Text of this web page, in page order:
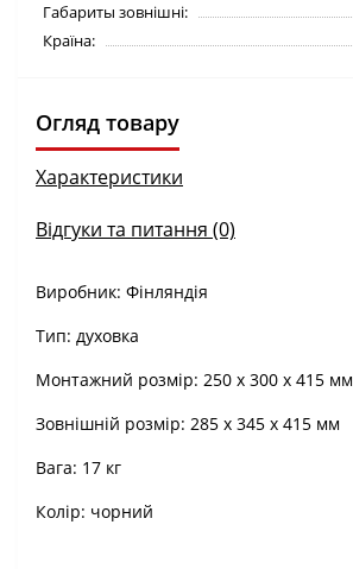
Габариты зовнішні:
Країна:
Огляд товару
Характеристики
Відгуки та питання (0)
Виробник: Фінляндія
Тип: духовка
Монтажний розмір: 250 х 300 х 415 мм
Зовнішній розмір: 285 х 345 х 415 мм
Вага: 17 кг
Колір: чорний